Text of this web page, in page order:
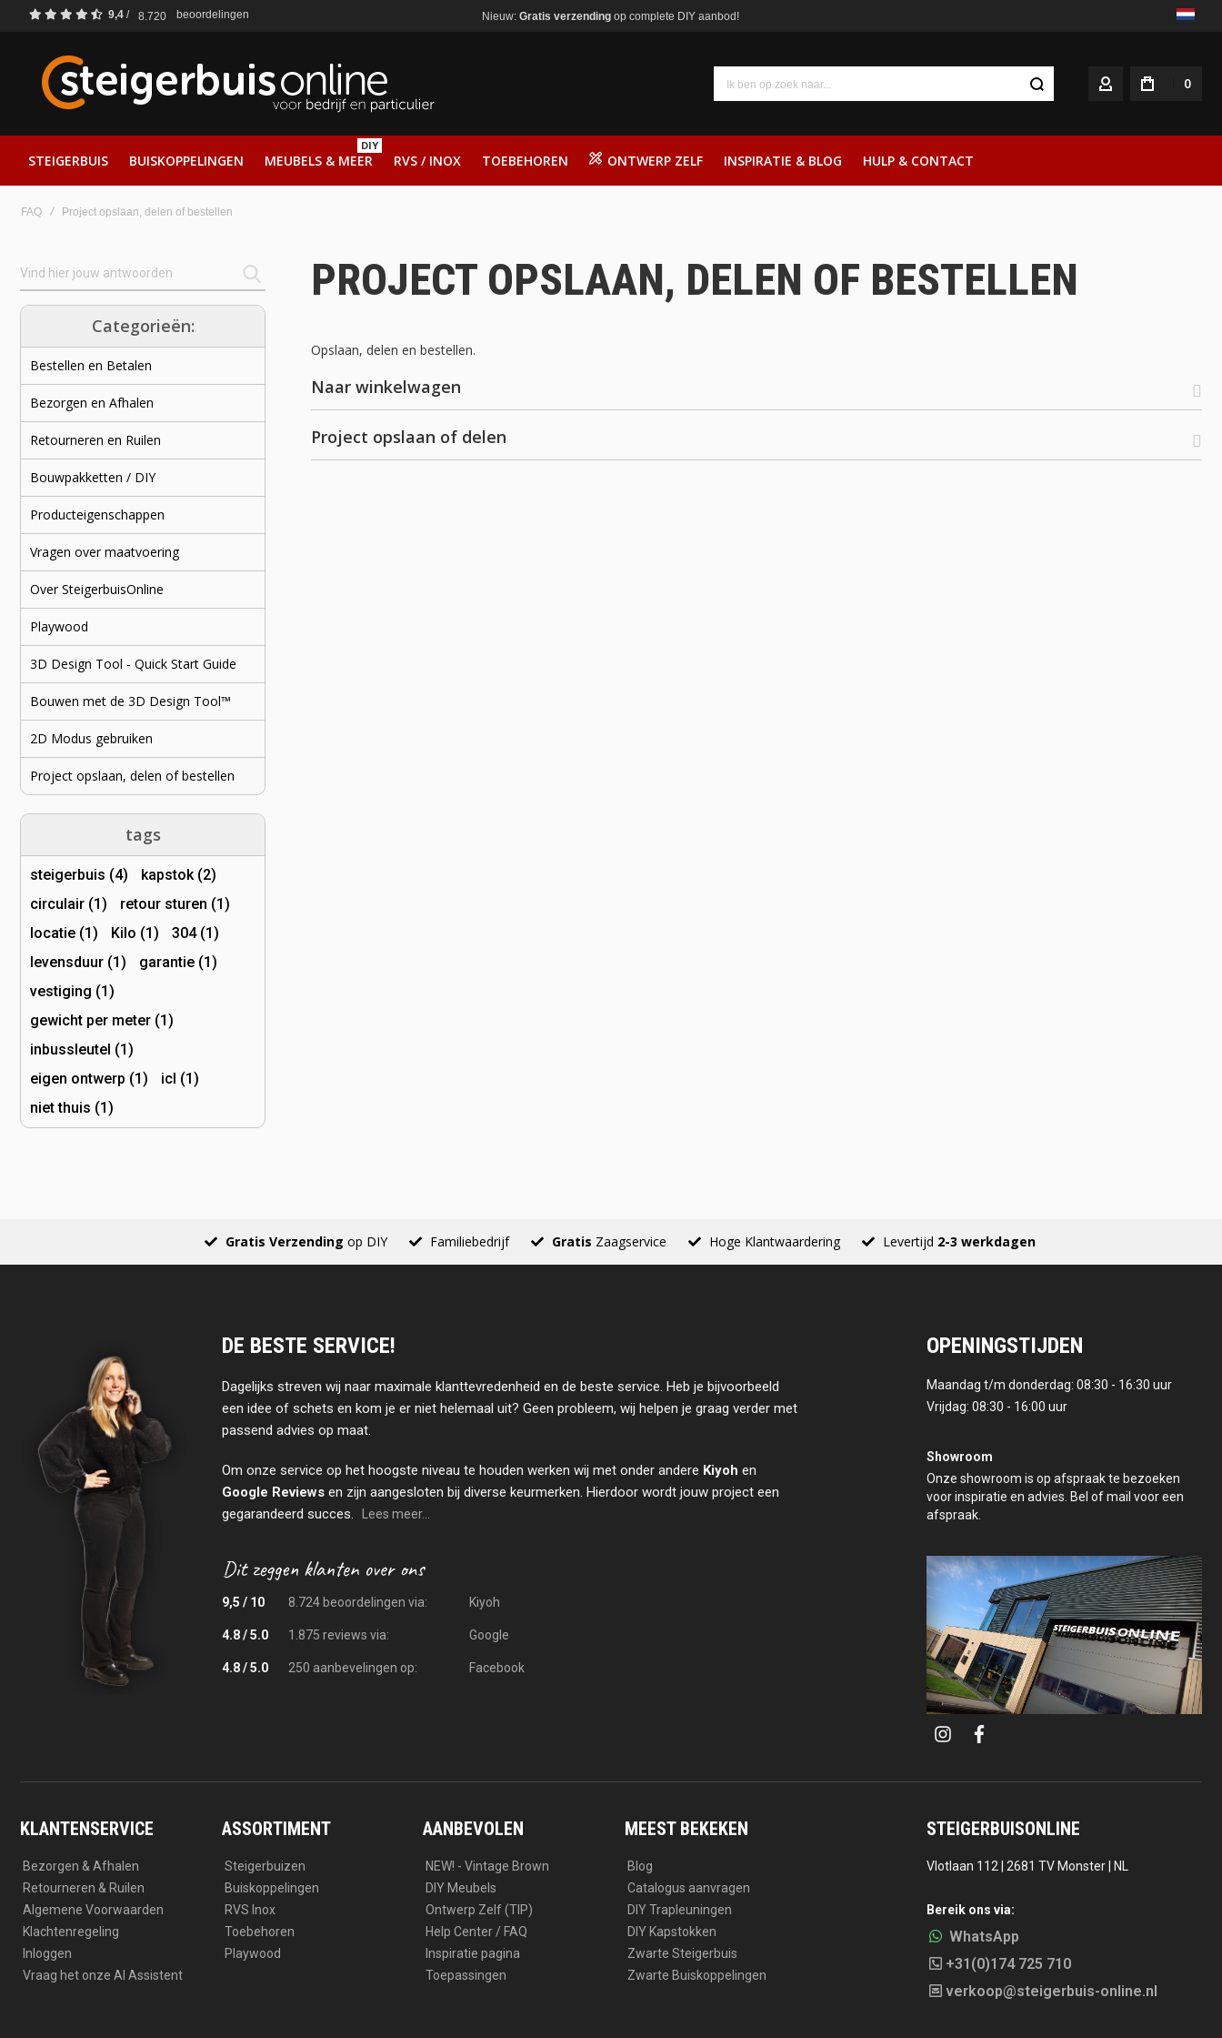
9,4 / 8.720 beoordelingen Nieuw: Gratis verzendingop complete DIY aanbod!
ACCOUNT 0
STEIGERBUIS BUISKOPPELINGEN MEUBELS & MEER
DIY
RVS / INOX TOEBEHOREN ONTWERP ZELF INSPIRATIE & BLOG HULP & CONTACT
FAQ Project opslaan, delen of bestellen
PROJECT OPSLAAN, DELEN OF BESTELLEN
Opslaan, delen en bestellen.
Naar winkelwagen
Project opslaan of delen
Categorieën:
Bestellen en Betalen
Bezorgen en Afhalen
Retourneren en Ruilen
Bouwpakketten / DIY
Producteigenschappen
Vragen over maatvoering
Over SteigerbuisOnline
Playwood
3D Design Tool - Quick Start Guide
Bouwen met de 3D Design Tool™
2D Modus gebruiken
Project opslaan, delen of bestellen
tags
steigerbuis (4)
kapstok (2)
circulair (1)
retour sturen (1)
locatie (1)
Kilo (1)
304 (1)
levensduur (1)
garantie (1)
vestiging (1)
gewicht per meter (1)
inbussleutel (1)
eigen ontwerp (1)
icl (1)
niet thuis (1)
Gratis Verzending op DIY Familiebedrijf Gratis Zaagservice Hoge Klantwaardering Levertijd 2-3 werkdagen
DE BESTE SERVICE!
Dagelijks streven wij naar maximale klanttevredenheid en de beste service. Heb je bijvoorbeeld
een idee of schets en kom je er niet helemaal uit? Geen probleem, wij helpen je graag verder met
passend advies op maat.
Om onze service op het hoogste niveau te houden werken wij met onder andere Kiyoh en
Google Reviews en zijn aangesloten bij diverse keurmerken. Hierdoor wordt jouw project een
gegarandeerd succes.
Lees meer...
9,5 / 10 8.724 beoordelingen via: Kiyoh
4.8 / 5.0 1.875 reviews via: Google
4.8 / 5.0 250 aanbevelingen op: Facebook
OPENINGSTIJDEN
Maandag t/m donderdag: 08:30 - 16:30 uur
Vrijdag: 08:30 - 16:00 uur
Showroom
Onze showroom is op afspraak te bezoeken
voor inspiratie en advies. Bel of mail voor een
afspraak.
i
t
a
m
f
e
k
KLANTENSERVICE
Bezorgen & Afhalen
Retourneren & Ruilen
Algemene Voorwaarden
Klachtenregeling
Inloggen
Vraag het onze AI Assistent
ASSORTIMENT
Steigerbuizen
Buiskoppelingen
RVS Inox
Toebehoren
Playwood
AANBEVOLEN
NEW! - Vintage Brown
DIY Meubels
Ontwerp Zelf (TIP)
Help Center / FAQ
Inspiratie pagina
Toepassingen
MEEST BEKEKEN
Blog
Catalogus aanvragen
DIY Trapleuningen
DIY Kapstokken
Zwarte Steigerbuis
Zwarte Buiskoppelingen
STEIGERBUISONLINE
Vlotlaan 112 | 2681 TV Monster | NL
Bereik ons via:
WhatsApp
+31(0)174 725 710
verkoop@steigerbuis-online.nl